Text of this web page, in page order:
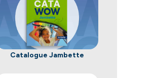
Catalogue Jambette